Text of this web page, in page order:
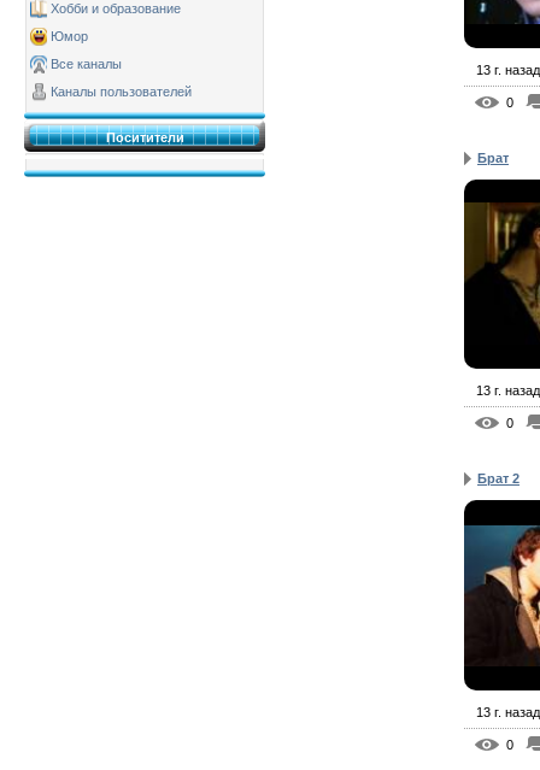
Хобби и образование
Юмор
Все каналы
Каналы пользователей
Поситители
13 г. назад
0
Брат
13 г. назад
0
Брат 2
13 г. назад
0